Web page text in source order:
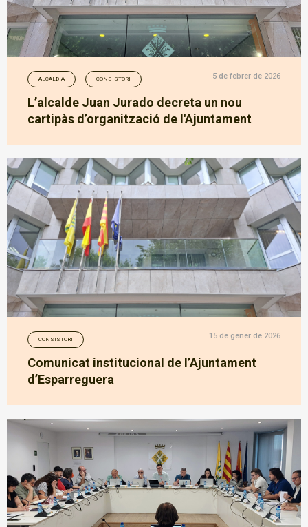
ALCALDIA CONSISTORI 5 de febrer de 2026
L’alcalde Juan Jurado decreta un nou
cartipàs d’organització de l'Ajuntament
CONSISTORI 15 de gener de 2026
Comunicat institucional de l’Ajuntament
d’Esparreguera